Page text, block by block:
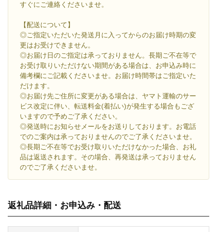
すぐにご連絡くださいませ。
【配送について】
◎ご指定いただいた発送月に入ってからのお届け時期の変
更はお受けできません。
◎お届け日のご指定は承っておりません。長期ご不在等で
お受け取りいただけない期間がある場合は、お申込み時に
備考欄にご記載くださいませ。お届け時間帯はご指定いた
だけます。
◎お届け先ご住所に変更がある場合は、ヤマト運輸のサー
ビス改定に伴い、転送料金(着払い)が発生する場合もござ
いますので予めご了承ください。
◎発送時にお知らせメールをお送りしております。お電話
でのご案内は承っておりませんのでご了承くださいませ。
◎長期ご不在等でお受け取りいただけなかった場合、お礼
品は返送されます。その場合、再発送は承っておりません
のでご了承くださいませ。
返礼品詳細・お申込み・配送